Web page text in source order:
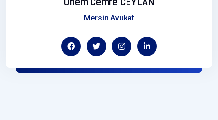
Mersin Avukat